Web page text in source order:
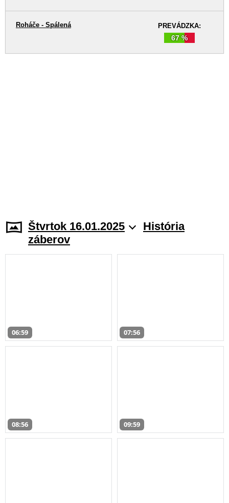
PREVÁDZKA:
67 %
Roháče - Spálená
Štvrtok 16.01.2025
História
záberov
06:59 07:56
08:56 09:59